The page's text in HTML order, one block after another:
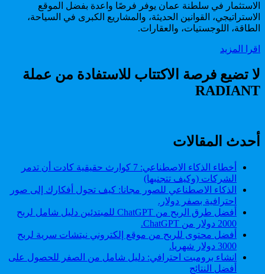
في
سلطنة
عمان:
التنمية
المستدامة
الاستثمار في سلطنة عمان يوفر فرصًا واعدة بفضل الموقع
الاستراتيجي، القوانين الحديثة، والمشاريع الكبرى في السياحة،
الطاقة، اللوجستيات، والعقارات.
اقرا المزيد
سلطنة
عمان:
بوابة
المستدامة
لا تضيع فرصة الاكتتاب للاستفادة من عملة
RADIANT
أحدث المقالات
أخطاء الذكاء الاصطناعي: 7 كوارث حقيقية كادت أن تدمر
الشركات (وكيف تتجنبها)
الذكاء الاصطناعي للصور مجانا: كيف تحول أفكارك إلى صور
احترافية بصفر دولار.
أفضل طرق الربح من ChatGPT للمبتدئين دليل شامل لربح
2000 دولار من ChatGPT.
أفضل محتوى للربح من موقع إلكتروني نيتشات سرية لربح
3000 دولار شهريا.
انشاء برومبت احترافي: دليل شامل من الصفر للحصول على
أفضل النتائج